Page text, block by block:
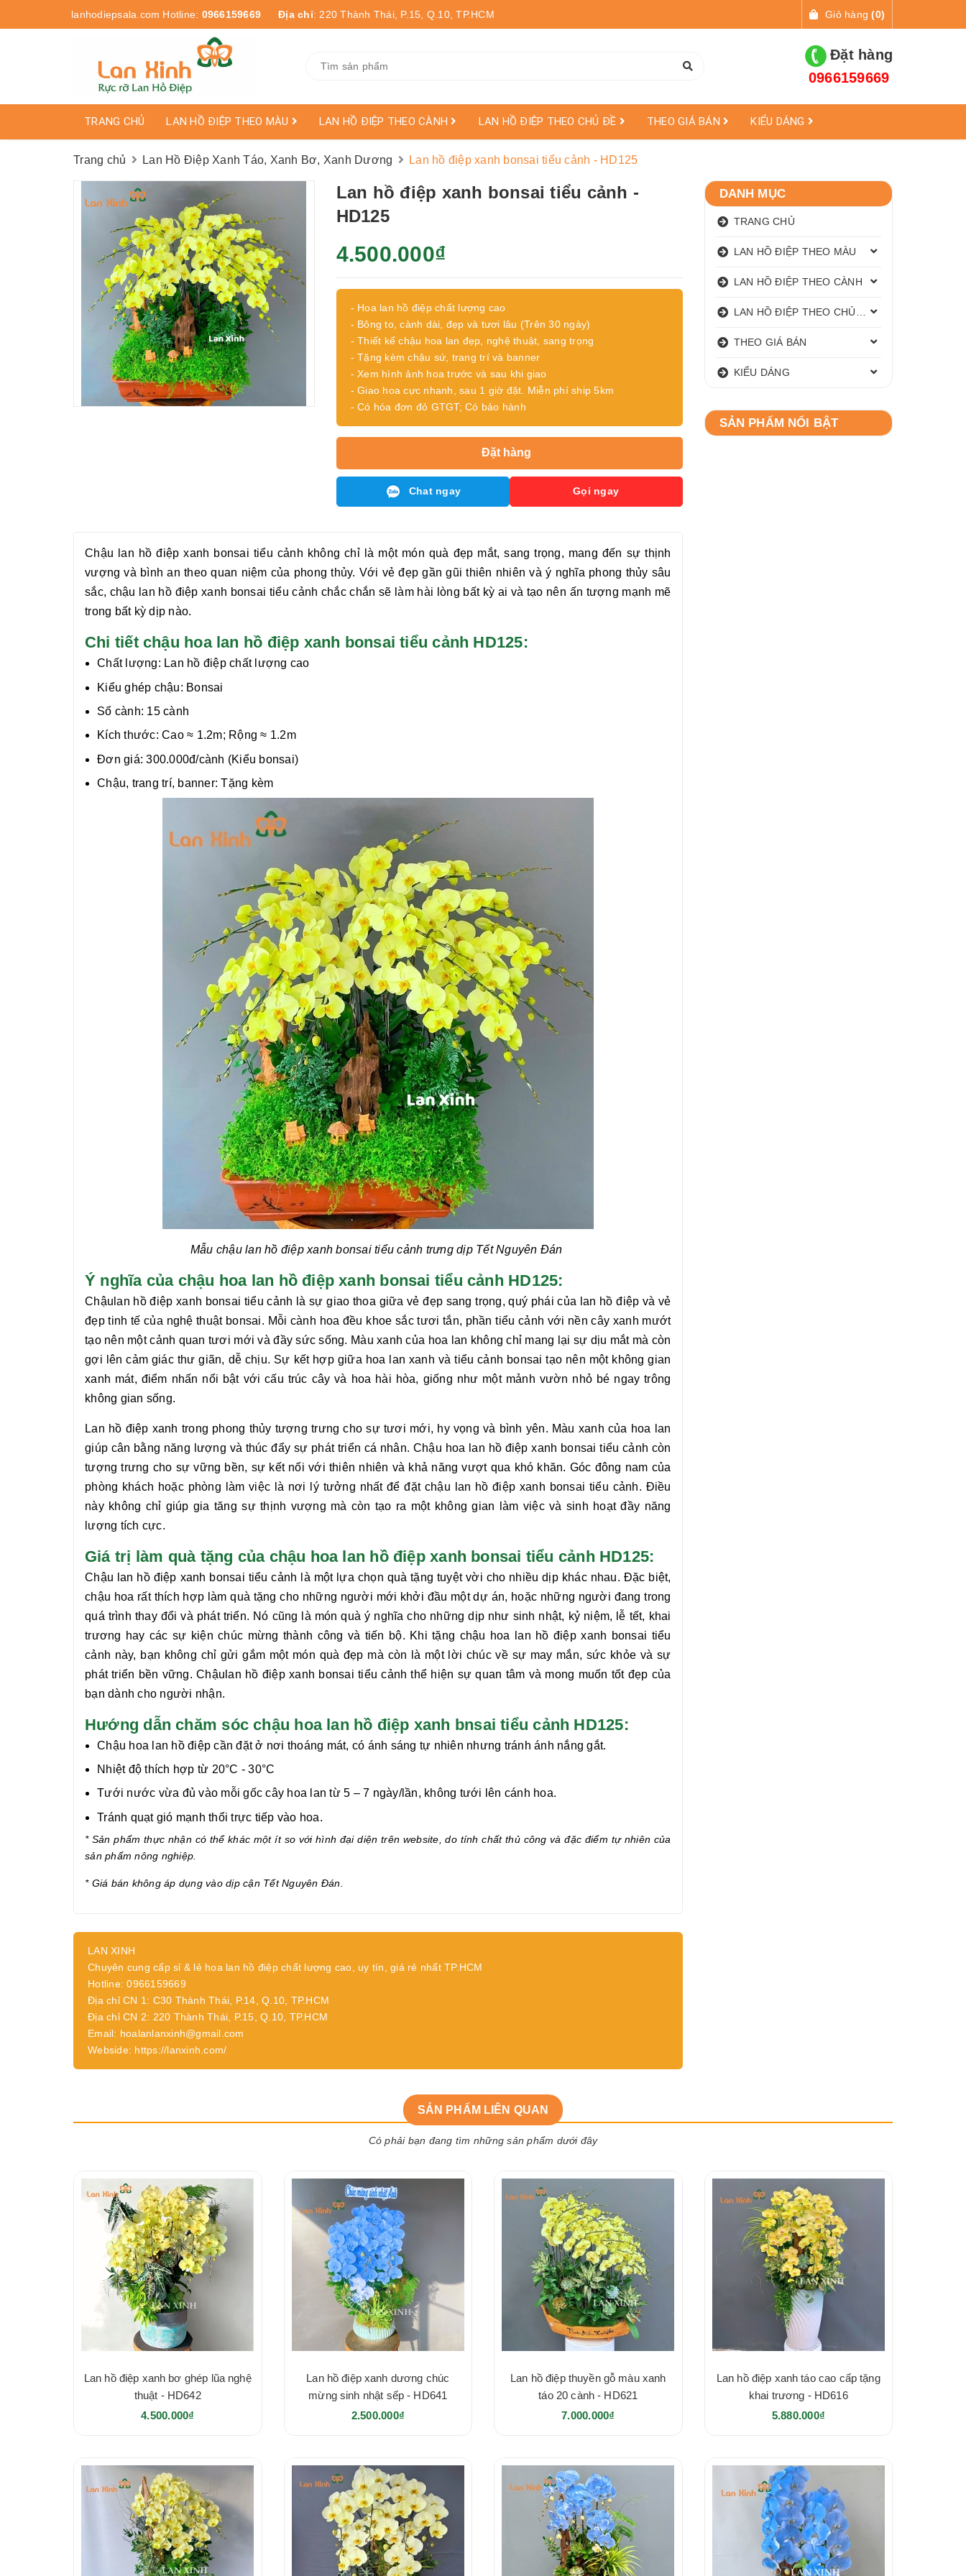
lanhodiepsala.com Hotline: 0966159669 Địa chỉ: 220 Thành Thái, P.15, Q.10, TP.HCM Giỏ hàng (0)
Đặt hàng
0966159669
TRANG CHỦ LAN HỒ ĐIỆP THEO MÀU LAN HỒ ĐIỆP THEO CÀNH LAN HỒ ĐIỆP THEO CHỦ ĐỀ THEO GIÁ BÁN KIỂU DÁNG
Trang chủ Lan Hồ Điệp Xanh Táo, Xanh Bơ, Xanh Dương Lan hồ điệp xanh bonsai tiểu cảnh - HD125
Lan hồ điệp xanh bonsai tiểu cảnh -
HD125
4.500.000₫
- Hoa lan hồ điệp chất lượng cao
- Bông to, cành dài, đẹp và tươi lâu (Trên 30 ngày)
- Thiết kế chậu hoa lan đẹp, nghệ thuật, sang trọng
- Tặng kèm chậu sứ, trang trí và banner
- Xem hình ảnh hoa trước và sau khi giao
- Giao hoa cực nhanh, sau 1 giờ đặt. Miễn phí ship 5km
- Có hóa đơn đỏ GTGT; Có bảo hành
Đặt hàng
Chat ngay Gọi ngay
Chậu lan hồ điệp xanh bonsai tiểu cảnh không chỉ là một món quà đẹp mắt, sang trọng, mang đến sự thịnh
vượng và bình an theo quan niệm của phong thủy. Với vẻ đẹp gần gũi thiên nhiên và ý nghĩa phong thủy sâu
sắc, chậu lan hồ điệp xanh bonsai tiểu cảnh chắc chắn sẽ làm hài lòng bất kỳ ai và tạo nên ấn tượng mạnh mẽ
trong bất kỳ dịp nào.
Chi tiết chậu hoa lan hồ điệp xanh bonsai tiểu cảnh HD125:
Chất lượng: Lan hồ điệp chất lượng cao
Kiểu ghép chậu: Bonsai
Số cành: 15 cành
Kích thước: Cao ≈ 1.2m; Rộng ≈ 1.2m
Đơn giá: 300.000đ/cành (Kiểu bonsai)
Chậu, trang trí, banner: Tặng kèm
Mẫu chậu lan hồ điệp xanh bonsai tiểu cảnh trưng dịp Tết Nguyên Đán
Ý nghĩa của chậu hoa lan hồ điệp xanh bonsai tiểu cảnh HD125:
Chậu lan hồ điệp xanh bonsai tiểu cảnh là sự giao thoa giữa vẻ đẹp sang trọng, quý phái của lan hồ điệp và vẻ
đẹp tinh tế của nghệ thuật bonsai. Mỗi cành hoa đều khoe sắc tươi tắn, phần tiểu cảnh với nền cây xanh mướt
tạo nên một cảnh quan tươi mới và đầy sức sống. Màu xanh của hoa lan không chỉ mang lại sự dịu mắt mà còn
gợi lên cảm giác thư giãn, dễ chịu. Sự kết hợp giữa hoa lan xanh và tiểu cảnh bonsai tạo nên một không gian
xanh mát, điểm nhấn nổi bật với cấu trúc cây và hoa hài hòa, giống như một mảnh vườn nhỏ bé ngay trông
không gian sống.
Lan hồ điệp xanh trong phong thủy tượng trưng cho sự tươi mới, hy vọng và bình yên. Màu xanh của hoa lan
giúp cân bằng năng lượng và thúc đẩy sự phát triển cá nhân. Chậu hoa lan hồ điệp xanh bonsai tiểu cảnh còn
tượng trưng cho sự vững bền, sự kết nối với thiên nhiên và khả năng vượt qua khó khăn. Góc đông nam của
phòng khách hoặc phòng làm việc là nơi lý tưởng nhất để đặt chậu
lan hồ điệp xanh bonsai tiểu cảnh. Điều
này không chỉ giúp gia tăng sự thịnh vượng mà còn tạo ra một không gian làm việc và sinh hoạt đầy năng
lượng tích cực.
Giá trị làm quà tặng của chậu hoa lan hồ điệp xanh bonsai tiểu cảnh HD125:
Chậu lan hồ điệp xanh bonsai tiểu cảnh là một lựa chọn quà tặng tuyệt vời cho nhiều dịp khác nhau. Đặc biệt,
chậu hoa rất thích hợp làm quà tặng cho những người mới khởi đầu một dự án, hoặc những người đang trong
quá trình thay đổi và phát triển. Nó cũng là món quà ý nghĩa cho những dịp như sinh nhật, kỷ niệm, lễ tết, khai
trương hay các sự kiện chúc mừng thành công và tiến bộ. Khi tặng chậu hoa
lan hồ điệp xanh bonsai tiểu
cảnh này, bạn không chỉ gửi gắm một món quà đẹp mà còn là một lời chúc về sự may mắn, sức khỏe và sự
phát triển bền vững. Chậu lan hồ điệp xanh bonsai tiểu cảnh thể hiện sự quan tâm và mong muốn tốt đẹp của
bạn dành cho người nhận.
Hướng dẫn chăm sóc chậu hoa lan hồ điệp xanh bnsai tiểu cảnh HD125:
Chậu hoa lan hồ điệp cần đặt ở nơi thoáng mát, có ánh sáng tự nhiên nhưng tránh ánh nắng gắt.
Nhiệt độ thích hợp từ 20°C - 30°C
Tưới nước vừa đủ vào mỗi gốc cây hoa lan từ 5 – 7 ngày/lần, không tưới lên cánh hoa.
Tránh quạt gió mạnh thổi trực tiếp vào hoa.
* Sản phẩm thực nhận có thể khác một ít so với hình đại diện trên website, do tính chất thủ công và đặc điểm tự nhiên của
sản phẩm nông nghiệp.
* Giá bán không áp dụng vào dịp cận Tết Nguyên Đán.
LAN XINH
Chuyên cung cấp sỉ & lẻ hoa lan hồ điệp chất lượng cao, uy tín, giá rẻ nhất TP.HCM
Hotline: 0966159669
Địa chỉ CN 1: C30 Thành Thái, P.14, Q.10, TP.HCM
Địa chỉ CN 2: 220 Thành Thái, P.15, Q.10, TP.HCM
Email: hoalanlanxinh@gmail.com
Webside: https://lanxinh.com/
DANH MỤC
TRANG CHỦ
LAN HỒ ĐIỆP THEO MÀU
LAN HỒ ĐIỆP THEO CÀNH
LAN HỒ ĐIỆP THEO CHỦ ĐỀ
THEO GIÁ BÁN
KIỂU DÁNG
SẢN PHẨM NỔI BẬT
SẢN PHẨM LIÊN QUAN
Có phải bạn đang tìm những sản phẩm dưới đây
Lan hồ điệp xanh bơ ghép lũa nghệ
thuật - HD642
4.500.000₫
Lan hồ điệp xanh dương chúc
mừng sinh nhật sếp - HD641
2.500.000₫
Lan hồ điệp thuyền gỗ màu xanh
táo 20 cành - HD621
7.000.000₫
Lan hồ điệp xanh táo cao cấp tặng
khai trương - HD616
5.880.000₫